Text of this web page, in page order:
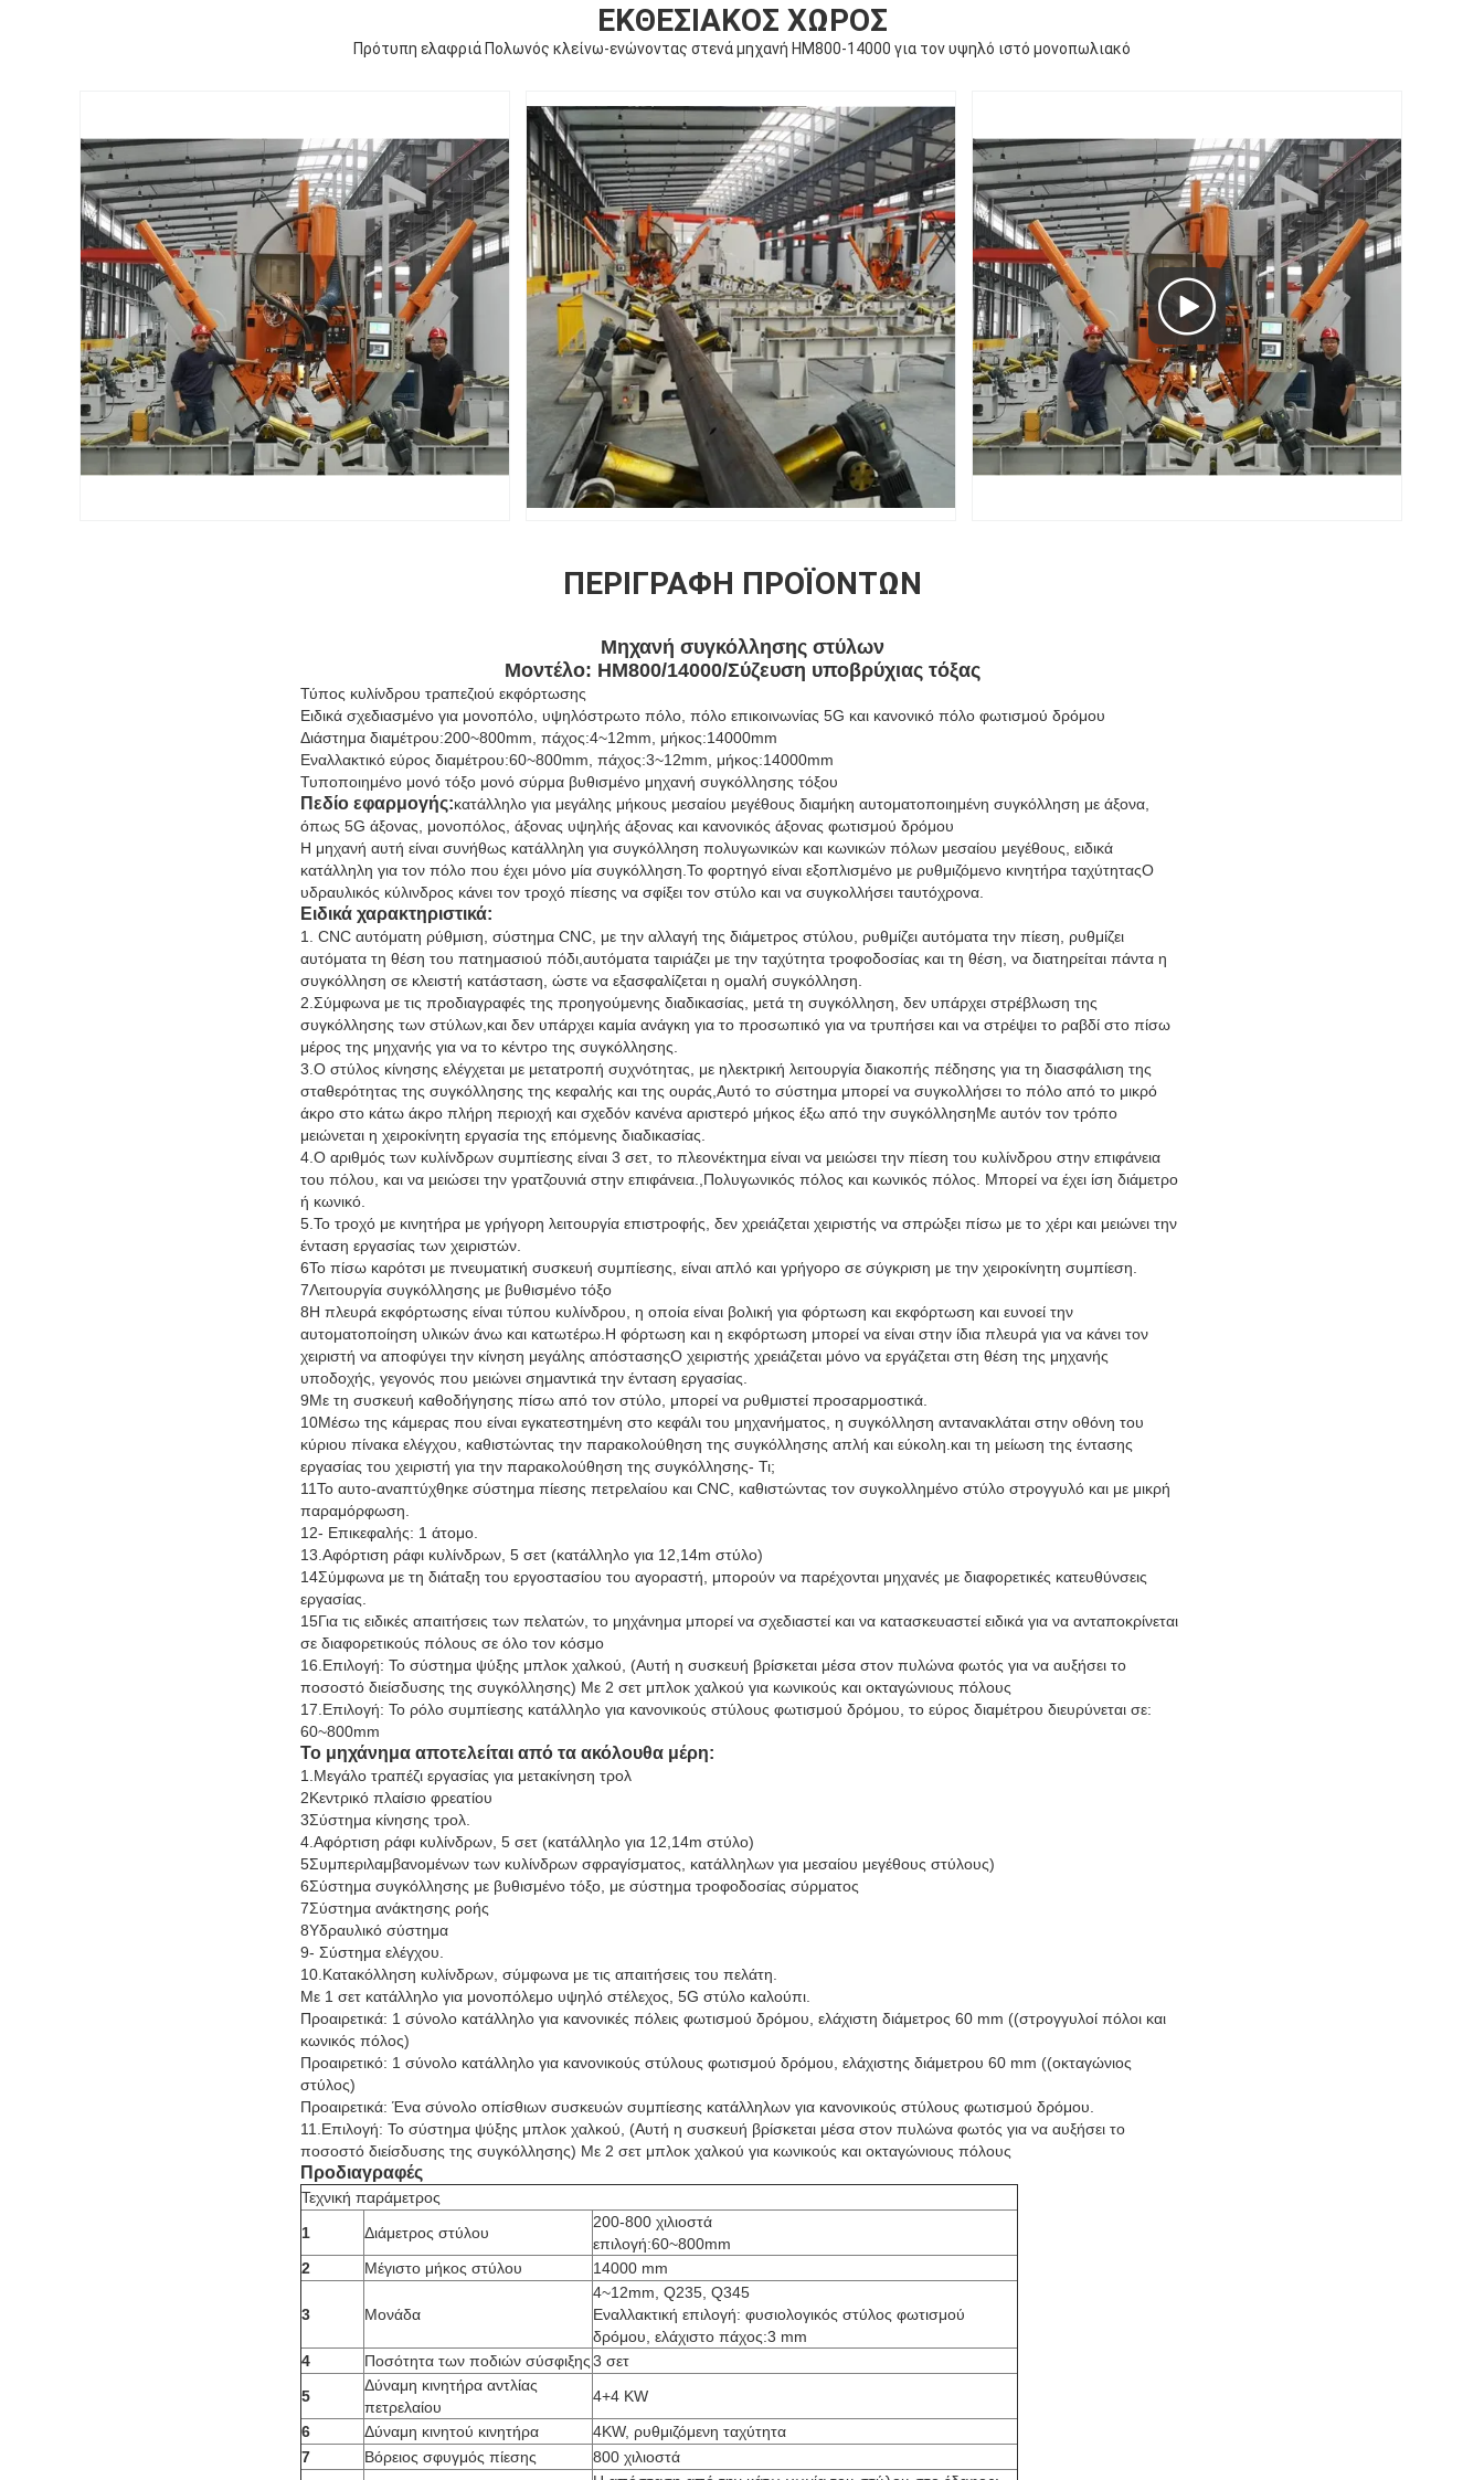
ΕΚΘΕΣΙΑΚΌΣ ΧΏΡΟΣ
Πρότυπη ελαφριά Πολωνός κλείνω-ενώνοντας στενά μηχανή HM800-14000 για τον υψηλό ιστό μονοπωλιακό
ΠΕΡΙΓΡΑΦΉ ΠΡΟΪΌΝΤΩΝ
Μηχανή συγκόλλησης στύλων
Μοντέλο: HM800/14000/Σύζευση υποβρύχιας τόξας
Τύπος κυλίνδρου τραπεζιού εκφόρτωσης
Ειδικά σχεδιασμένο για μονοπόλο, υψηλόστρωτο πόλο, πόλο επικοινωνίας 5G και κανονικό πόλο φωτισμού δρόμου
Διάστημα διαμέτρου:200~800mm, πάχος:4~12mm, μήκος:14000mm
Εναλλακτικό εύρος διαμέτρου:60~800mm, πάχος:3~12mm, μήκος:14000mm
Τυποποιημένο μονό τόξο μονό σύρμα βυθισμένο μηχανή συγκόλλησης τόξου
Πεδίο εφαρμογής:κατάλληλο για μεγάλης μήκους μεσαίου μεγέθους διαμήκη αυτοματοποιημένη συγκόλληση με άξονα,
όπως 5G άξονας, μονοπόλος, άξονας υψηλής άξονας και κανονικός άξονας φωτισμού δρόμου
Η μηχανή αυτή είναι συνήθως κατάλληλη για συγκόλληση πολυγωνικών και κωνικών πόλων μεσαίου μεγέθους, ειδικά
κατάλληλη για τον πόλο που έχει μόνο μία συγκόλληση.Το φορτηγό είναι εξοπλισμένο με ρυθμιζόμενο κινητήρα ταχύτηταςΟ
υδραυλικός κύλινδρος κάνει τον τροχό πίεσης να σφίξει τον στύλο και να συγκολλήσει ταυτόχρονα.
Ειδικά χαρακτηριστικά:
1. CNC αυτόματη ρύθμιση, σύστημα CNC, με την αλλαγή της διάμετρος στύλου, ρυθμίζει αυτόματα την πίεση, ρυθμίζει
αυτόματα τη θέση του πατημασιού πόδι,αυτόματα ταιριάζει με την ταχύτητα τροφοδοσίας και τη θέση, να διατηρείται πάντα η
συγκόλληση σε κλειστή κατάσταση, ώστε να εξασφαλίζεται η ομαλή συγκόλληση.
2.Σύμφωνα με τις προδιαγραφές της προηγούμενης διαδικασίας, μετά τη συγκόλληση, δεν υπάρχει στρέβλωση της
συγκόλλησης των στύλων,και δεν υπάρχει καμία ανάγκη για το προσωπικό για να τρυπήσει και να στρέψει το ραβδί στο πίσω
μέρος της μηχανής για να το κέντρο της συγκόλλησης.
3.Ο στύλος κίνησης ελέγχεται με μετατροπή συχνότητας, με ηλεκτρική λειτουργία διακοπής πέδησης για τη διασφάλιση της
σταθερότητας της συγκόλλησης της κεφαλής και της ουράς,Αυτό το σύστημα μπορεί να συγκολλήσει το πόλο από το μικρό
άκρο στο κάτω άκρο πλήρη περιοχή και σχεδόν κανένα αριστερό μήκος έξω από την συγκόλλησηΜε αυτόν τον τρόπο
μειώνεται η χειροκίνητη εργασία της επόμενης διαδικασίας.
4.Ο αριθμός των κυλίνδρων συμπίεσης είναι 3 σετ, το πλεονέκτημα είναι να μειώσει την πίεση του κυλίνδρου στην επιφάνεια
του πόλου, και να μειώσει την γρατζουνιά στην επιφάνεια.,Πολυγωνικός πόλος και κωνικός πόλος. Μπορεί να έχει ίση διάμετρο
ή κωνικό.
5.Το τροχό με κινητήρα με γρήγορη λειτουργία επιστροφής, δεν χρειάζεται χειριστής να σπρώξει πίσω με το χέρι και μειώνει την
ένταση εργασίας των χειριστών.
6Το πίσω καρότσι με πνευματική συσκευή συμπίεσης, είναι απλό και γρήγορο σε σύγκριση με την χειροκίνητη συμπίεση.
7Λειτουργία συγκόλλησης με βυθισμένο τόξο
8Η πλευρά εκφόρτωσης είναι τύπου κυλίνδρου, η οποία είναι βολική για φόρτωση και εκφόρτωση και ευνοεί την
αυτοματοποίηση υλικών άνω και κατωτέρω.Η φόρτωση και η εκφόρτωση μπορεί να είναι στην ίδια πλευρά για να κάνει τον
χειριστή να αποφύγει την κίνηση μεγάλης απόστασηςΟ χειριστής χρειάζεται μόνο να εργάζεται στη θέση της μηχανής
υποδοχής, γεγονός που μειώνει σημαντικά την ένταση εργασίας.
9Με τη συσκευή καθοδήγησης πίσω από τον στύλο, μπορεί να ρυθμιστεί προσαρμοστικά.
10Μέσω της κάμερας που είναι εγκατεστημένη στο κεφάλι του μηχανήματος, η συγκόλληση αντανακλάται στην οθόνη του
κύριου πίνακα ελέγχου, καθιστώντας την παρακολούθηση της συγκόλλησης απλή και εύκολη.και τη μείωση της έντασης
εργασίας του χειριστή για την παρακολούθηση της συγκόλλησης- Τι;
11Το αυτο-αναπτύχθηκε σύστημα πίεσης πετρελαίου και CNC, καθιστώντας τον συγκολλημένο στύλο στρογγυλό και με μικρή
παραμόρφωση.
12- Επικεφαλής: 1 άτομο.
13.Αφόρτιση ράφι κυλίνδρων, 5 σετ (κατάλληλο για 12,14m στύλο)
14Σύμφωνα με τη διάταξη του εργοστασίου του αγοραστή, μπορούν να παρέχονται μηχανές με διαφορετικές κατευθύνσεις
εργασίας.
15Για τις ειδικές απαιτήσεις των πελατών, το μηχάνημα μπορεί να σχεδιαστεί και να κατασκευαστεί ειδικά για να ανταποκρίνεται
σε διαφορετικούς πόλους σε όλο τον κόσμο
16.Επιλογή: Το σύστημα ψύξης μπλοκ χαλκού, (Αυτή η συσκευή βρίσκεται μέσα στον πυλώνα φωτός για να αυξήσει το
ποσοστό διείσδυσης της συγκόλλησης) Με 2 σετ μπλοκ χαλκού για κωνικούς και οκταγώνιους πόλους
17.Επιλογή: Το ρόλο συμπίεσης κατάλληλο για κανονικούς στύλους φωτισμού δρόμου, το εύρος διαμέτρου διευρύνεται σε:
60~800mm
Το μηχάνημα αποτελείται από τα ακόλουθα μέρη:
1.Μεγάλο τραπέζι εργασίας για μετακίνηση τρολ
2Κεντρικό πλαίσιο φρεατίου
3Σύστημα κίνησης τρολ.
4.Αφόρτιση ράφι κυλίνδρων, 5 σετ (κατάλληλο για 12,14m στύλο)
5Συμπεριλαμβανομένων των κυλίνδρων σφραγίσματος, κατάλληλων για μεσαίου μεγέθους στύλους)
6Σύστημα συγκόλλησης με βυθισμένο τόξο, με σύστημα τροφοδοσίας σύρματος
7Σύστημα ανάκτησης ροής
8Υδραυλικό σύστημα
9- Σύστημα ελέγχου.
10.Κατακόλληση κυλίνδρων, σύμφωνα με τις απαιτήσεις του πελάτη.
Με 1 σετ κατάλληλο για μονοπόλεμο υψηλό στέλεχος, 5G στύλο καλούπι.
Προαιρετικά: 1 σύνολο κατάλληλο για κανονικές πόλεις φωτισμού δρόμου, ελάχιστη διάμετρος 60 mm ((στρογγυλοί πόλοι και
κωνικός πόλος)
Προαιρετικό: 1 σύνολο κατάλληλο για κανονικούς στύλους φωτισμού δρόμου, ελάχιστης διάμετρου 60 mm ((οκταγώνιος
στύλος)
Προαιρετικά: Ένα σύνολο οπίσθιων συσκευών συμπίεσης κατάλληλων για κανονικούς στύλους φωτισμού δρόμου.
11.Επιλογή: Το σύστημα ψύξης μπλοκ χαλκού, (Αυτή η συσκευή βρίσκεται μέσα στον πυλώνα φωτός για να αυξήσει το
ποσοστό διείσδυσης της συγκόλλησης) Με 2 σετ μπλοκ χαλκού για κωνικούς και οκταγώνιους πόλους
Προδιαγραφές
Τεχνική παράμετρος
1
Διάμετρος στύλου
200-800 χιλιοστά
επιλογή:60~800mm
2
Μέγιστο μήκος στύλου 14000 mm
3 Μονάδα
4~12mm, Q235, Q345
Εναλλακτική επιλογή: φυσιολογικός στύλος φωτισμού
δρόμου, ελάχιστο πάχος:3 mm
4
Ποσότητα των ποδιών σύσφιξης3 σετ
5
Δύναμη κινητήρα αντλίας
πετρελαίου
4+4 KW
6
Δύναμη κινητού κινητήρα
4KW, ρυθμιζόμενη ταχύτητα
7
Βόρειος σφυγμός πίεσης
800 χιλιοστά